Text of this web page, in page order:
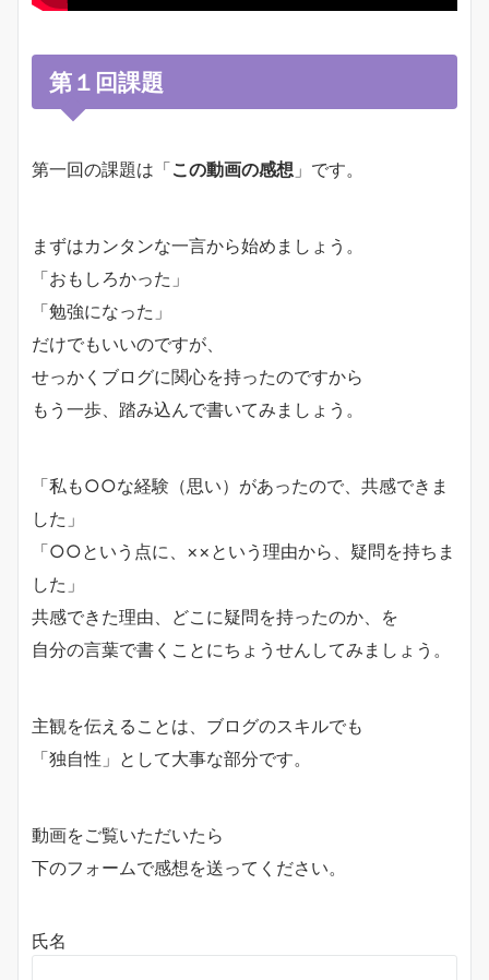
第１回課題
第一回の課題は「この動画の感想 」です。
まずはカンタンな一言から始めましょう。
「おもしろかった」
「勉強になった」
だけでもいいのですが、
せっかくブログに関心を持ったのですから
もう一歩、踏み込んで書いてみましょう。
「私も○○な経験（思い）があったので、共感できま
した」
「○○という点に、××という理由から、疑問を持ちま
した」
共感できた理由、どこに疑問を持ったのか、を
自分の言葉で書くことにちょうせんしてみましょう。
主観を伝えることは、ブログのスキルでも
「独自性」として大事な部分です。
動画をご覧いただいたら
下のフォームで感想を送ってください。
氏名